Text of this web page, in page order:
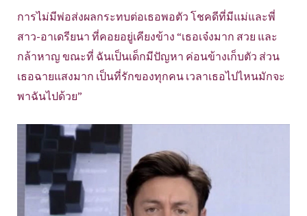
การไม่มีพ่อส่งผลกระทบต่อเธอพอตัว โชคดีที่มีแม่และพี่
สาว-อาเดรียนา ที่คอยอยู่เคียงข้าง “เธอเจ๋งมาก สวย และ
กล้าหาญ ขณะที่ ฉันเป็นเด็กมีปัญหา ค่อนข้างเก็บตัว ส่วน
เธอฉายแสงมาก เป็นที่รักของทุกคน เวลาเธอไปไหนมักจะ
พาฉันไปด้วย”